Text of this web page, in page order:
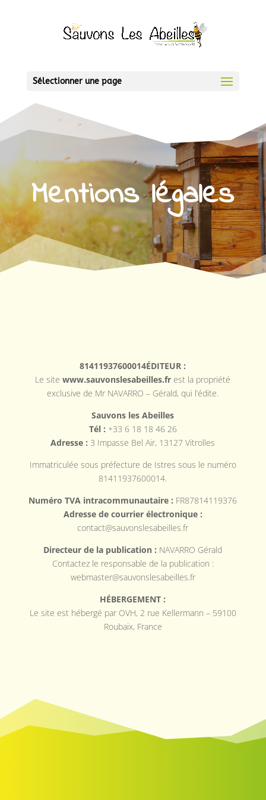
Sélectionner une page
Mentions légales
81411937600014ÉDITEUR :
Le sitewww.sauvonslesabeilles.fr est la propriété
exclusive de Mr NAVARRO – Gérald, qui l’édite.
Sauvons les Abeilles
Tél : +33 6 18 18 46 26
Adresse : 3 Impasse Bel Air, 13127 Vitrolles
Immatriculée sous préfecture de Istres sous le numéro
81411937600014.
Numéro TVA intracommunautaire : FR87814119376
Adresse de courrier électronique :
contact@sauvonslesabeilles.fr
Directeur de la publication : NAVARRO Gérald
Contactez le responsable de la publication :
webmaster@sauvonslesabeilles.fr
HÉBERGEMENT :
Le site est hébergé par OVH, 2 rue Kellermann – 59100
Roubaix, France